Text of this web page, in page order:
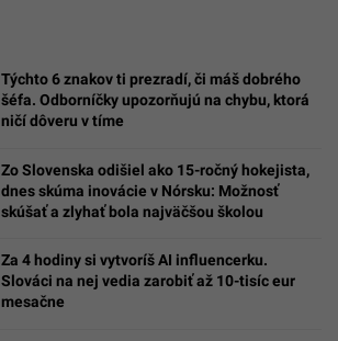
Týchto 6 znakov ti prezradí, či máš dobrého
šéfa. Odborníčky upozorňujú na chybu, ktorá
ničí dôveru v tíme
Zo Slovenska odišiel ako 15-ročný hokejista,
dnes skúma inovácie v Nórsku: Možnosť
skúšať a zlyhať bola najväčšou školou
Za 4 hodiny si vytvoríš AI influencerku.
Slováci na nej vedia zarobiť až 10-tisíc eur
mesačne